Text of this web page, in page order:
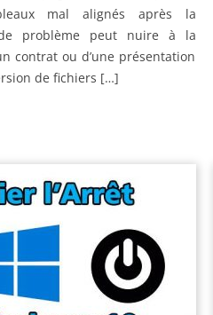
mal alignés après la
problème peut nuire à la
contrat ou d’une présentation
de fichiers […]